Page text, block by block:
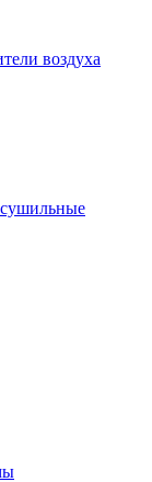
воздуха